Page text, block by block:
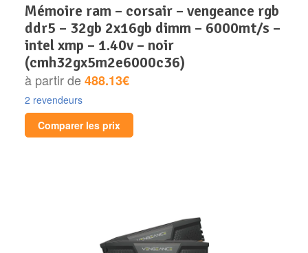
mémoire ram – corsair – vengeance rgb
ddr5 – 32gb 2x16gb dimm – 6000mt/s –
intel xmp – 1.40v – noir
(cmh32gx5m2e6000c36)
à partir de488.13€
2 revendeurs
Comparer les prix